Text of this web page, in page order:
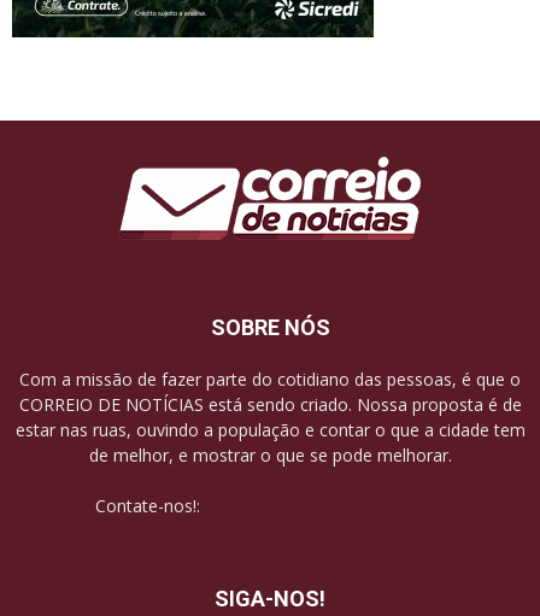
SOBRE NÓS
Com a missão de fazer parte do cotidiano das pessoas, é que o
CORREIO DE NOTÍCIAS está sendo criado. Nossa proposta é de
estar nas ruas, ouvindo a população e contar o que a cidade tem
de melhor, e mostrar o que se pode melhorar.
Contate-nos!:
SIGA-NOS!